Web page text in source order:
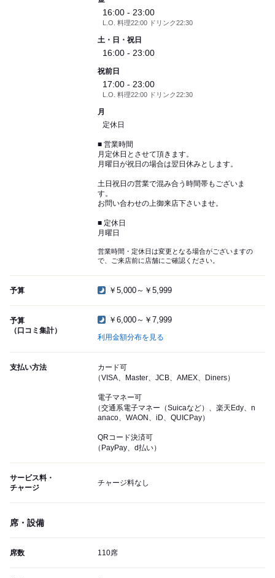
16:00 - 23:00
L.O. 料理22:00 ドリンク22:30
土・日・祝日
16:00 - 23:00
祝前日
17:00 - 23:00
L.O. 料理22:00 ドリンク22:30
月
定休日
■ 営業時間
月定休日とさせて頂きます。
月曜日が祝日の場合は翌日休みとします。
土日祝日の営業で混み合う時間帯もございま
す。
お問い合わせの上御来店下さいませ。
■ 定休日
月曜日
営業時間・定休日は変更となる場合がございますの
で、ご来店前に店舗にご確認ください。
予算 ￥5,000～￥5,999
予算
（口コミ集計）
￥6,000～￥7,999
利用金額分布を見る
支払い方法
カード可
（VISA、Master、JCB、AMEX、Diners）
電子マネー可
（交通系電子マネー（Suicaなど）、楽天Edy、n
anaco、WAON、iD、QUICPay）
QRコード決済可
（PayPay、d払い）
サービス料・
チャージ
チャージ料なし
席・設備
席数 110席